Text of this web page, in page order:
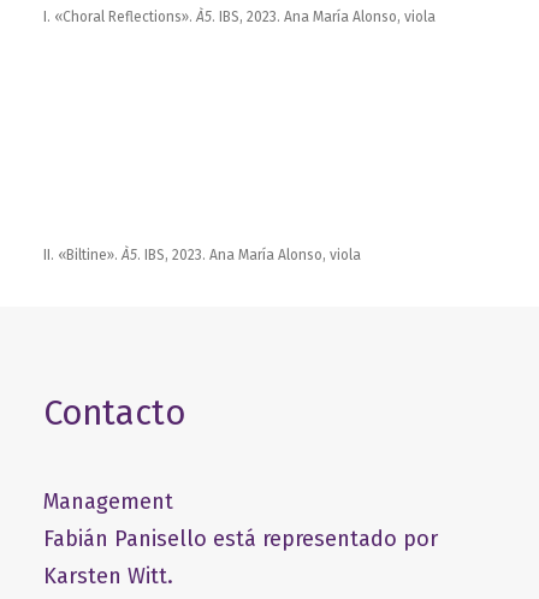
I. «Choral Reflections».À5. IBS, 2023. Ana María Alonso, viola
II. «Biltine».À5. IBS, 2023. Ana María Alonso, viola
Contacto
Management
Fabián Panisello está representado por
Karsten Witt.